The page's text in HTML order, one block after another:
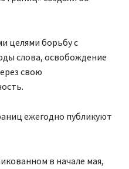
целями борьбу с
слова, освобождение
свою
ежегодно публикуют
в начале мая,